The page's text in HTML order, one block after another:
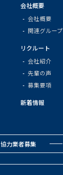
会社概要
会社概要
関連グループ
リクルート
会社紹介
先輩の声
募集要項
新着情報
協力業者募集